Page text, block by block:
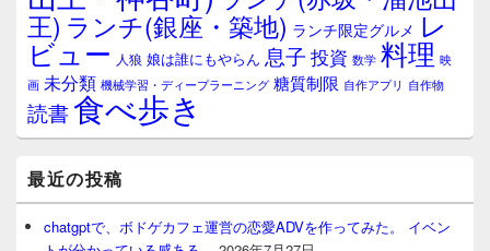
王) ランチ(銀座・築地) ランチ限定グルメ レ
ビュー 人狼 娘は誰にもやらん 息子 投資 数学 料理 映
画 未分類 機械学習・ディープラーニング 糖質制限 自作アプリ 自作物
読書食べ歩き
最近の投稿
chatgptで、ボドゲカフェ運営の恋愛ADVを作ってみた。 イベン